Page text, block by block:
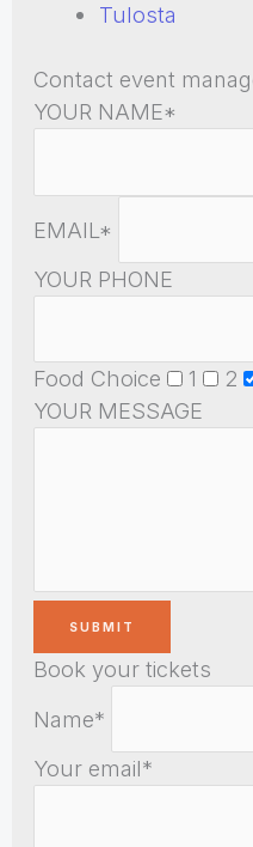
Tulosta
Contact event
YOUR NAME*
EMAIL*
YOUR PHONE
Food Choice 1 2
YOUR MESSAGE
Book your tickets
Name*
Your email*